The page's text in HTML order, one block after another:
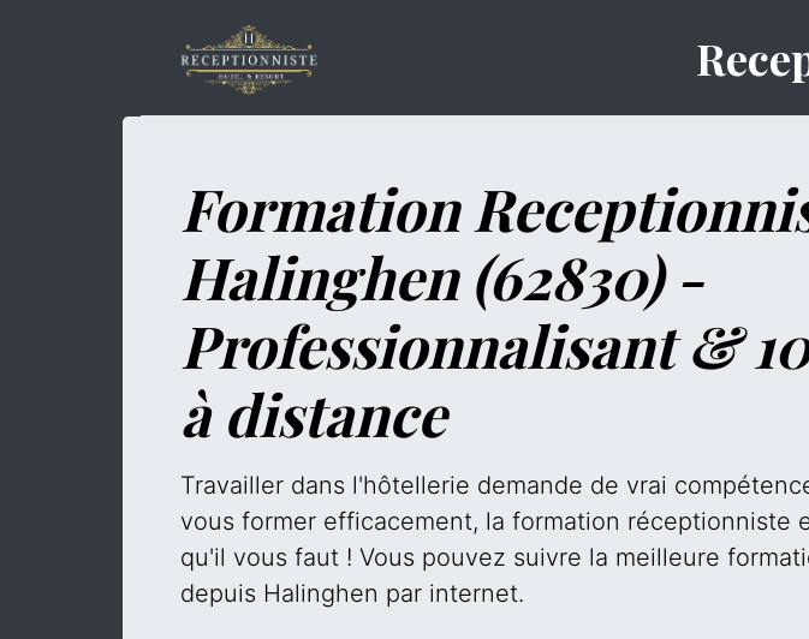
Formation
Halinghen (62830) -
Professionnalisant &
à distance
Travailler dans l'hôtellerie demande de vrai
vous former efficacement, la formation réceptionniste
qu'il vous faut ! Vous pouvez suivre la meilleure
depuis Halinghen par internet.